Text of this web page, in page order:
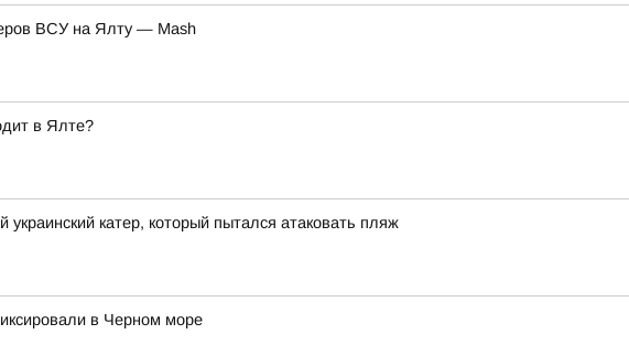
ВСУ на Ялту — Mash
в Ялте?
катер, который пытался атаковать пляж
в Черном море